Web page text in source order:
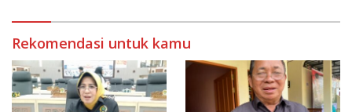
Rekomendasi untuk kamu